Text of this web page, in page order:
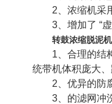
2、浓缩机采用
3、增加了 “虚
转鼓浓缩脱泥机
1、合理的结构
统带机体积庞大
2、优异的防腐
3、的滤网冲洗